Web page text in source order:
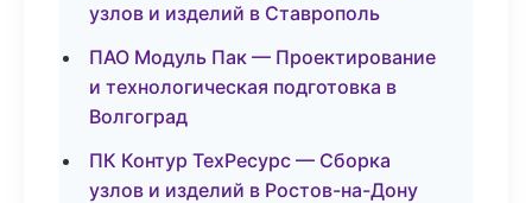
узлов и изделий в Ставрополь
ПАО Модуль Пак — Проектирование
и технологическая подготовка в
Волгоград
ПК Контур ТехРесурс — Сборка
узлов и изделий в Ростов-на-Дону